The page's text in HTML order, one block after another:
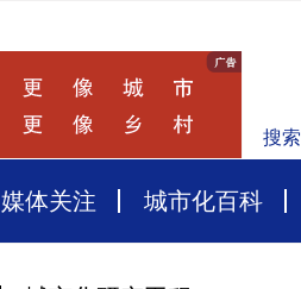
搜索
媒体关注 城市化百科